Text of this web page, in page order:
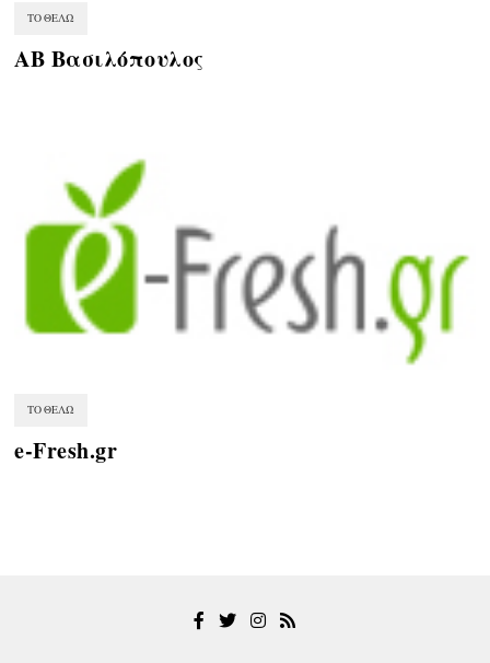
ΤΟ ΘΈΛΩ
ΑΒ Βασιλόπουλος
ΤΟ ΘΈΛΩ
e-Fresh.gr